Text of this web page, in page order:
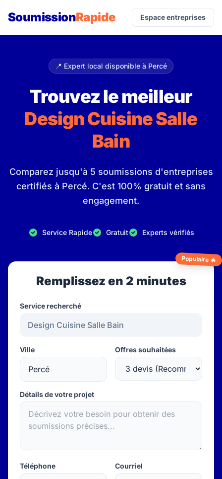
SoumissionRapide Espace entreprises
📍 Expert local disponible à Percé
Trouvez le meilleur
Design Cuisine Salle
Bain
Comparez jusqu'à 5 soumissions d'entreprises
certifiés à Percé. C'est 100% gratuit et sans
engagement.
Service Rapide Gratuit Experts vérifiés
Populaire 🔥
Remplissez en 2 minutes
Service recherché
Ville Offres souhaitées
Détails de votre projet
Téléphone Courriel